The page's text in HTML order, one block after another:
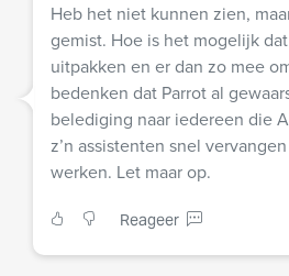
Heb het niet kunnen zien,
gemist. Hoe is het mogelijk
uitpakken en er dan zo mee
bedenken dat Parrot al
belediging naar iedereen die
z’n assistenten snel
werken. Let maar op.
Reageer